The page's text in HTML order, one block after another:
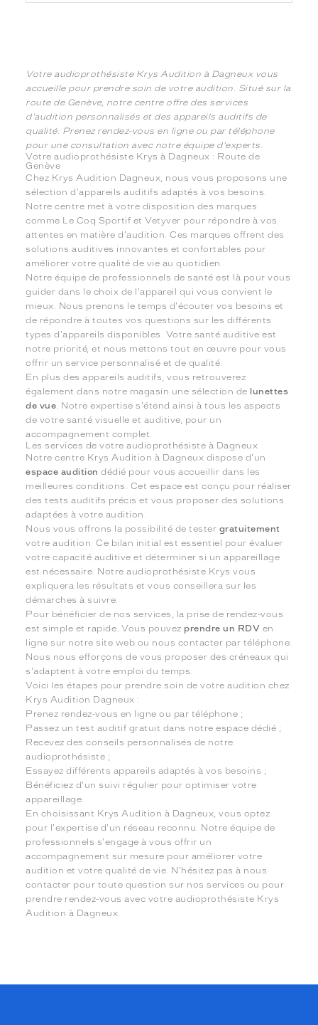
Votre audioprothésiste Krys Audition à Dagneux vous
accueille pour prendre soin de votre audition. Situé sur la
route de Genève, notre centre offre des services
d'audition personnalisés et des appareils auditifs de
qualité. Prenez rendez-vous en ligne ou par téléphone
pour une consultation avec notre équipe d'experts.
Votre audioprothésiste Krys à Dagneux : Route de
Genève
Chez Krys Audition Dagneux, nous vous proposons une
sélection d'appareils auditifs adaptés à vos besoins.
Notre centre met à votre disposition des marques
comme Le Coq Sportif et Vetyver pour répondre à vos
attentes en matière d'audition. Ces marques offrent des
solutions auditives innovantes et confortables pour
améliorer votre qualité de vie au quotidien.
Notre équipe de professionnels de santé est là pour vous
guider dans le choix de l'appareil qui vous convient le
mieux. Nous prenons le temps d'écouter vos besoins et
de répondre à toutes vos questions sur les différents
types d'appareils disponibles. Votre santé auditive est
notre priorité, et nous mettons tout en œuvre pour vous
offrir un service personnalisé et de qualité.
En plus des appareils auditifs, vous retrouverez
également dans notre magasin une sélection de lunettes
de vue . Notre expertise s'étend ainsi à tous les aspects
de votre santé visuelle et auditive, pour un
accompagnement complet.
Les services de votre audioprothésiste à Dagneux
Notre centre Krys Audition à Dagneux dispose d'un
espace audition dédié pour vous accueillir dans les
meilleures conditions. Cet espace est conçu pour réaliser
des tests auditifs précis et vous proposer des solutions
adaptées à votre audition.
Nous vous offrons la possibilité de tester gratuitement
votre audition. Ce bilan initial est essentiel pour évaluer
votre capacité auditive et déterminer si un appareillage
est nécessaire. Notre audioprothésiste Krys vous
expliquera les résultats et vous conseillera sur les
démarches à suivre.
Pour bénéficier de nos services, la prise de rendez-vous
est simple et rapide. Vous pouvez prendre un RDV en
ligne sur notre site web ou nous contacter par téléphone.
Nous nous efforçons de vous proposer des créneaux qui
s'adaptent à votre emploi du temps.
Voici les étapes pour prendre soin de votre audition chez
Krys Audition Dagneux :
Prenez rendez-vous en ligne ou par téléphone ;
Passez un test auditif gratuit dans notre espace dédié ;
Recevez des conseils personnalisés de notre
audioprothésiste ;
Essayez différents appareils adaptés à vos besoins ;
Bénéficiez d'un suivi régulier pour optimiser votre
appareillage.
En choisissant Krys Audition à Dagneux, vous optez
pour l'expertise d'un réseau reconnu. Notre équipe de
professionnels s'engage à vous offrir un
accompagnement sur mesure pour améliorer votre
audition et votre qualité de vie. N'hésitez pas à nous
contacter pour toute question sur nos services ou pour
prendre rendez-vous avec votre audioprothésiste Krys
Audition à Dagneux.